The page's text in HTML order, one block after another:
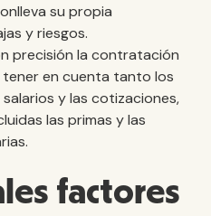
su propia
y riesgos.
precisión la contratación
en cuenta tanto los
y las cotizaciones,
las primas y las
factores